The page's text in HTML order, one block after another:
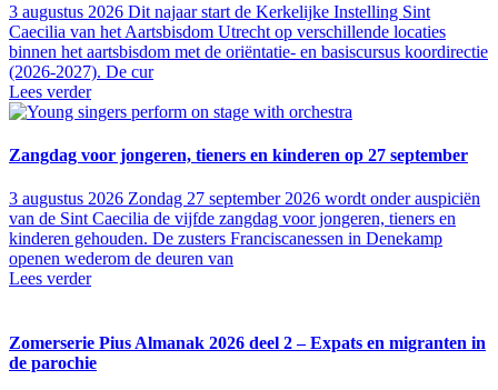
3 augustus 2026 Dit najaar start de Kerkelijke Instelling Sint
Caecilia van het Aartsbisdom Utrecht op verschillende locaties
binnen het aartsbisdom met de oriëntatie- en basiscursus koordirectie
(2026-2027). De cur
Lees verder
Zangdag voor jongeren, tieners en kinderen op 27 september
3 augustus 2026 Zondag 27 september 2026 wordt onder auspiciën
van de Sint Caecilia de vijfde zangdag voor jongeren, tieners en
kinderen gehouden. De zusters Franciscanessen in Denekamp
openen wederom de deuren van
Lees verder
Zomerserie Pius Almanak 2026 deel 2 – Expats en migranten in
de parochie